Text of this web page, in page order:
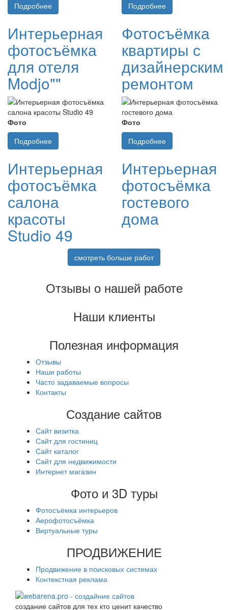
Подробнее
Интерьерная
фотосъёмка
для отеля
Modjo""
Подробнее
Фотосъёмка
квартиры с
дизайнерским
ремонтом
Фото
Подробнее
Интерьерная
фотосъёмка
салона
красоты
Studio 49
Фото
Подробнее
Интерьерная
фотосъёмка
гостевого
дома
смотреть больше работ
Отзывы о нашей работе
Наши клиенты
Полезная информация
Отзывы
Наши работы
Часто задаваемые вопросы
Контакты
Создание сайтов
Сайт визитка
Сайт для гостиниц
Сайт каталог
Сайт для недвижимости
Интернет магазин
Фото и 3D туры
Фотосъёмка интерьеров
Аерофотосъёмка
Виртуальные туры
ПРОДВИЖЕНИЕ
Продвижение в поисковых системах
Контекстная реклама
создание сайтов для тех кто ценит качество